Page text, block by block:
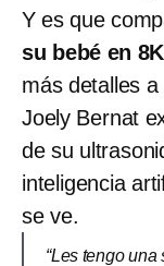
Y es que
su bebé en 8K
más detalles a
Joely Bernat
de su
inteligencia
se ve.
“Les tengo